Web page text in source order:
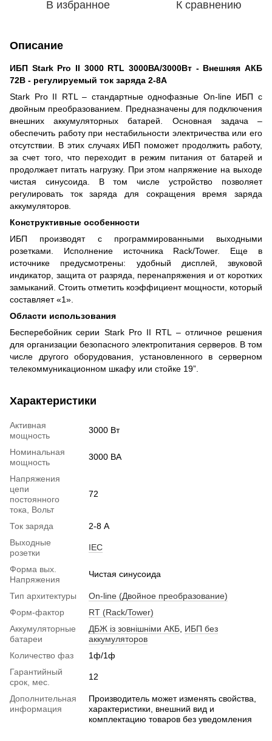
В избранное К сравнению
Описание
ИБП Stark Pro II 3000 RTL 3000ВА/3000Вт - Внешняя АКБ
72В - регулируемый ток заряда 2-8А
Stark Pro II RTL – стандартные однофазные On-line ИБП с
двойным преобразованием. Предназначены для подключения
внешних аккумуляторных батарей. Основная задача –
обеспечить работу при нестабильности электричества или его
отсутствии. В этих случаях ИБП поможет продолжить работу,
за счет того, что переходит в режим питания от батарей и
продолжает питать нагрузку. При этом напряжение на выходе
чистая синусоида. В том числе устройство позволяет
регулировать ток заряда для сокращения время заряда
аккумуляторов.
Конструктивные особенности
ИБП производят с программированными выходными
розетками. Исполнение источника Rack/Tower. Еще в
источнике предусмотрены: удобный дисплей, звуковой
индикатор, защита от разряда, перенапряжения и от коротких
замыканий. Стоить отметить коэффициент мощности, который
составляет «1».
Области использования
Бесперебойник серии Stark Pro II RTL – отличное решения
для организации безопасного электропитания серверов. В том
числе другого оборудования, установленного в серверном
телекоммуникационном шкафу или стойке 19”.
Характеристики
Активная
мощность
3000 Вт
Номинальная
мощность
3000 ВА
Напряжения
цепи
постоянного
тока, Вольт
72
Ток заряда
2-8 А
Выходные
розетки
IEC
Форма вых.
Напряжения
Чистая синусоида
Тип архитектуры
On-line (Двойное преобразование)
Форм-фактор
RT (Rack/Tower)
Аккумуляторные
батареи
ДБЖ із зовнішніми АКБ ИБП без
аккумуляторов
Количество фаз
1ф/1ф
Гарантийный
срок, мес.
12
Дополнительная
информация
Производитель может изменять свойства,
характеристики, внешний вид и
комплектацию товаров без уведомления